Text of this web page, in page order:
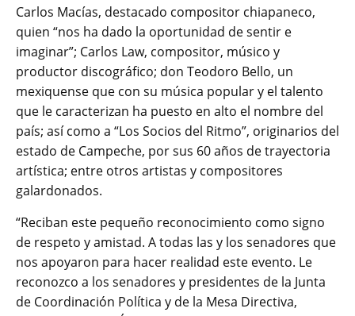
Carlos Macías, destacado compositor chiapaneco,
quien “nos ha dado la oportunidad de sentir e
imaginar”; Carlos Law, compositor, músico y
productor discográfico; don Teodoro Bello, un
mexiquense que con su música popular y el talento
que le caracterizan ha puesto en alto el nombre del
país; así como a “Los Socios del Ritmo”, originarios del
estado de Campeche, por sus 60 años de trayectoria
artística; entre otros artistas y compositores
galardonados.
“Reciban este pequeño reconocimiento como signo
de respeto y amistad. A todas las y los senadores que
nos apoyaron para hacer realidad este evento. Le
reconozco a los senadores y presidentes de la Junta
de Coordinación Política y de la Mesa Directiva,